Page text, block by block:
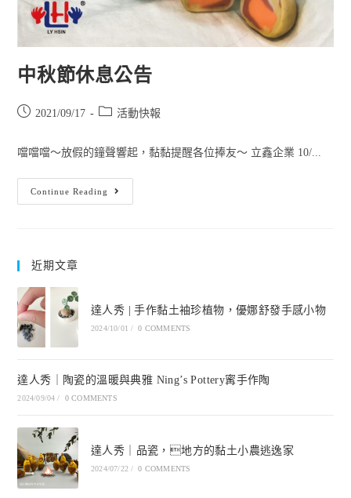
中秋節休息公告
2021/09/17 活動快報
噹噹噹～放假的鐘聲響起，黏黏提醒各位捧友～ 立鑫企業 10/...
Continue Reading
近期文章
達人秀 | 手作黏土袖珍植物，優娜舒發手感小物
2024/10/01 / 0 COMMENTS
達人秀｜陶瓷的溫暖與典雅 Ning’s Pottery寗手作陶
2024/09/04 / 0 COMMENTS
達人秀｜品瓷，地方的黏土小農逃逸家
2024/07/22 / 0 COMMENTS